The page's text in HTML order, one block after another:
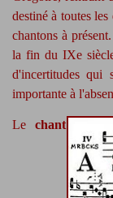
destiné à toutes
chantons à
la fin du IXe
d'incertitudes qui
importante à
Le chant